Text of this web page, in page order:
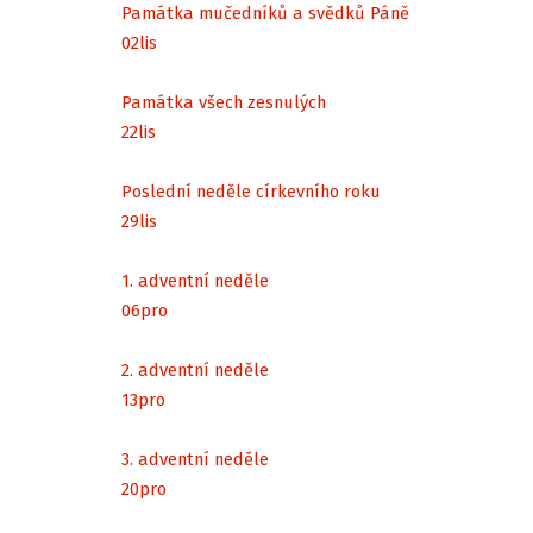
Památka mučedníků a svědků Páně
02lis
Památka všech zesnulých
22lis
Poslední neděle církevního roku
29lis
1. adventní neděle
06pro
2. adventní neděle
13pro
3. adventní neděle
20pro